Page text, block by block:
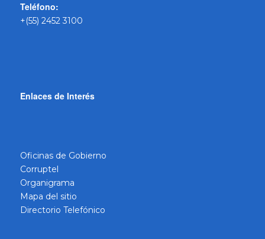
Teléfono:
+(55) 2452 3100
Enlaces de Interés
Oficinas de Gobierno
Corruptel
Organigrama
Mapa del sitio
Directorio Telefónico